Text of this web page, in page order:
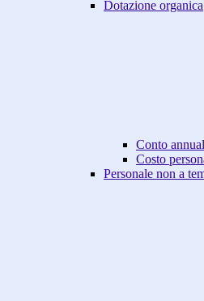
Dotazione organica
Conto
Costo
Personale non a